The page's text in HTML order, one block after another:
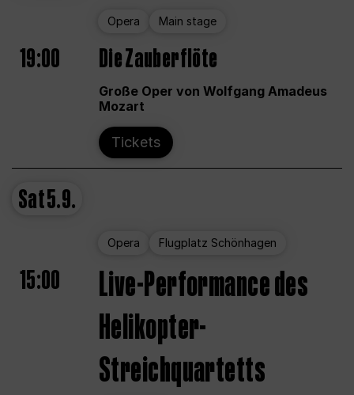
Opera Main stage
19:00 Die Zauberflöte
Große Oper von Wolfgang Amadeus
Mozart
Tickets
Sat5.9.
Opera Flugplatz Schönhagen
15:00
Live-Performance des
Helikopter-
Streichquartetts